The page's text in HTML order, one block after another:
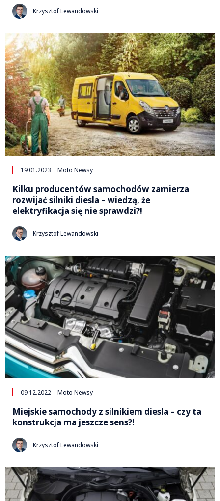
Krzysztof Lewandowski
19.01.2023 Moto Newsy
Kilku producentów samochodów zamierza
rozwijać silniki diesla – wiedzą, że
elektryfikacja się nie sprawdzi?!
Krzysztof Lewandowski
09.12.2022 Moto Newsy
Miejskie samochody z silnikiem diesla – czy ta
konstrukcja ma jeszcze sens?!
Krzysztof Lewandowski